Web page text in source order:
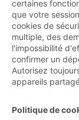
certaines
que votre
cookies de
multiple, des
l'impossibilité
confirmer un
Autorisez
appareils
Politique de